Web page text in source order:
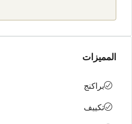
المميزات
براكنج
تكييف